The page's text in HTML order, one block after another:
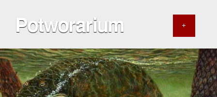
Potworarium